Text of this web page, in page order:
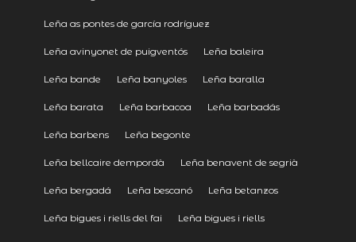
Leña as pontes de garcía rodríguez
Leña avinyonet de puigventós Leña baleira
Leña bande Leña banyoles Leña baralla
Leña barata Leña barbacoa Leña barbadás
Leña barbens Leña begonte
Leña bellcaire dempordà Leña benavent de segrià
Leña bergadá Leña bescanó Leña betanzos
Leña bigues i riells del fai Leña bigues i riells